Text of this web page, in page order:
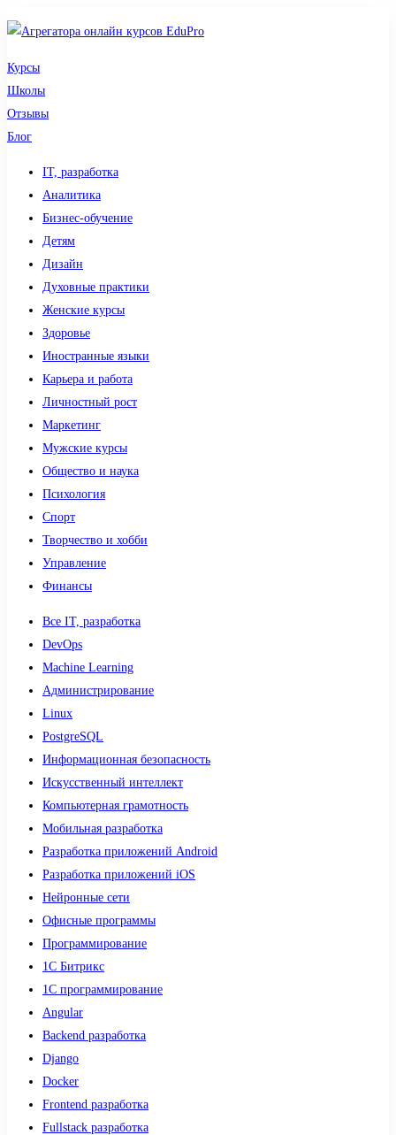
Курсы
Школы
Отзывы
Блог
IT, разработка
Аналитика
Бизнес-обучение
Детям
Дизайн
Духовные практики
Женские курсы
Здоровье
Иностранные языки
Карьера и работа
Личностный рост
Маркетинг
Мужские курсы
Общество и наука
Психология
Спорт
Творчество и хобби
Управление
Финансы
Все IT, разработка
DevOps
Machine Learning
Администрирование
Linux
PostgreSQL
Информационная безопасность
Искусственный интеллект
Компьютерная грамотность
Мобильная разработка
Разработка приложений Android
Разработка приложений iOS
Нейронные сети
Офисные программы
Программирование
1С Битрикс
1С программирование
Angular
Backend разработка
Django
Docker
Frontend разработка
Fullstack разработка